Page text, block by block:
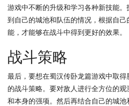
游戏中不断的升级和学习各种新技能
到自己的城池和队伍的情况，根据自
能，才能够在战斗中得到更好的效果。
战斗策略
最后，要想在蜀汉传卧龙篇游戏中取
的战斗策略。要对敌人进行全方位的
和本身的强项。然后再结合自己的城